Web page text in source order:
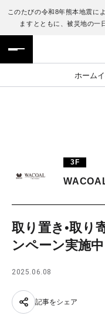
このたびの令和8年熊本地震に
ますとともに、被災地の一
ホーム
フロアガイド
施設案内・アクセ
TAX FREE
JP
ENGLISH
繁体字
日本語
3F
取り置き•取り
ンペーン実施中
2025.06.08
記事をシェア